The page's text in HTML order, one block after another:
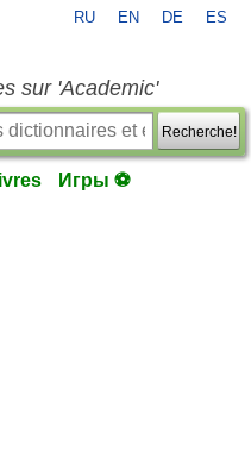
RU EN DE ES
sur 'Academic'
Recherche!
livres Игры ⚽